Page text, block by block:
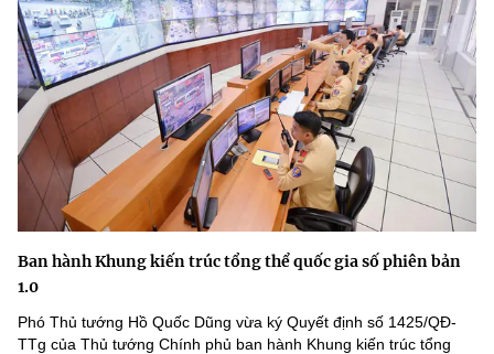
Ban hành Khung kiến trúc tổng thể quốc gia số phiên bản
1.0
Phó Thủ tướng Hồ Quốc Dũng vừa ký Quyết định số 1425/QĐ-
TTg của Thủ tướng Chính phủ ban hành Khung kiến trúc tổng